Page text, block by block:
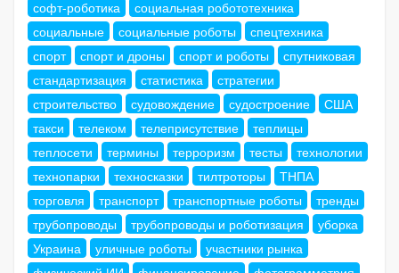
софт-роботика
социальная робототехника
социальные
социальные роботы
спецтехника
спорт
спорт и дроны спорт и роботы
спутниковая
стандартизация
статистика
стратегии
строительство
судовождение судостроение
США
такси
телеком телеприсутствие
теплицы
теплосети
термины терроризм тесты
технологии
технопарки
техносказки тилтроторы
ТНПА
торговля
транспорт транспортные роботы
тренды
трубопроводы
трубопроводы и роботизация
уборка
Украина
уличные роботы
участники рынка